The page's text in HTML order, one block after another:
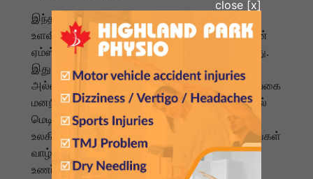
இந்தச் சொல் முதன்முதலில் 1978-ல்
உளவியலாளர்களான பாலின் கிளான்ஸ் மற்றும் சூசன்
ஏம்ஸ் ஆகியோரால் உலகிற்கு அறிமுகப்படுத்தப்பட்டது.
இது ஒரு மருத்துவ நோய் அல்லது மனக் கோளாறு
அல்ல, மாறாக இது யாரையும் பாதிக்கக்கூடிய ஒரு வகை
மனநிலை ஆகும். 'ஜர்னல் ஆஃப் ஜெனரல் இன்டர்னல்
மெடிசின்' இதழில் வெளியிடப்பட்ட ஒரு ஆய்வின்படி,
உலகில் உள்ள மக்களில் 9 முதல் 82 சதவீதம் பேர் தங்கள்
வாழ்வில் குறைந்தபட்சம் ஒரு முறையாவது இந்த
உணர்வை அனுபவிக்கிறார்கள்.